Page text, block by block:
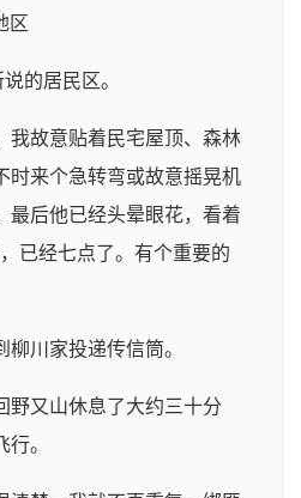
区
的居民区。
我故意贴着民宅屋顶、森林
时来个急转弯或故意摇晃机
最后他已经头晕眼花，看着
已经七点了。有个重要的
柳川家投递传信筒。
野又山休息了大约三十分
。